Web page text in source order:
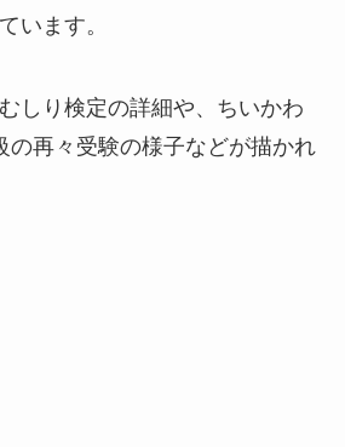
います。
しり検定の詳細や、ちいかわ
の再々受験の様子などが描かれ